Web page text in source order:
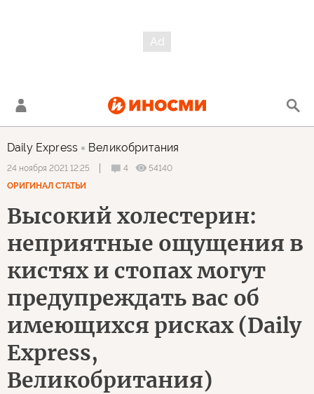
Daily Express Великобритания
24 ноября 2021 12:25 4
54140
ОРИГИНАЛ СТАТЬИ
Высокий холестерин:
неприятные ощущения в
кистях и стопах могут
предупреждать вас об
имеющихся рисках (Daily
Express,
Великобритания)